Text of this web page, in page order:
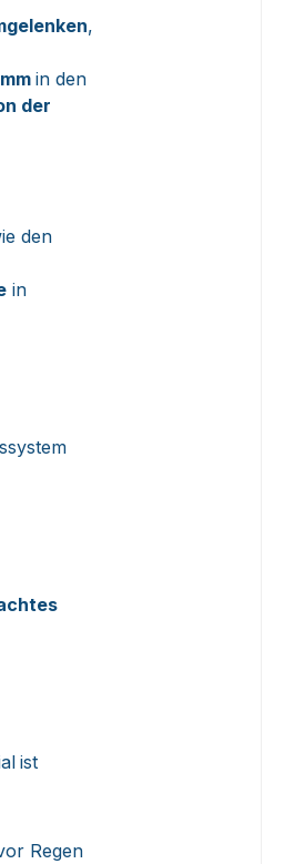
,
in den
der
den
in
ist
Regen